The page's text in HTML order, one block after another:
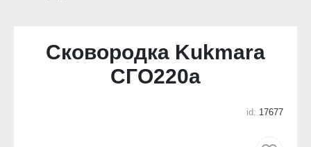
Сковородка Kukmara
СГО220а
id: 17677